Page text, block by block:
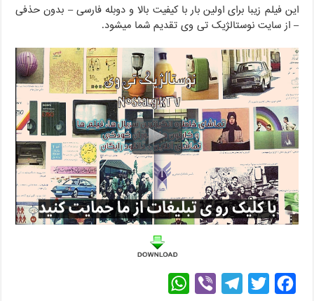
این فیلم زیبا برای اولین بار با کیفیت بالا و دوبله فارسی – بدون حذفی
– از سایت نوستالژیک تی وی تقدیم شما میشود.